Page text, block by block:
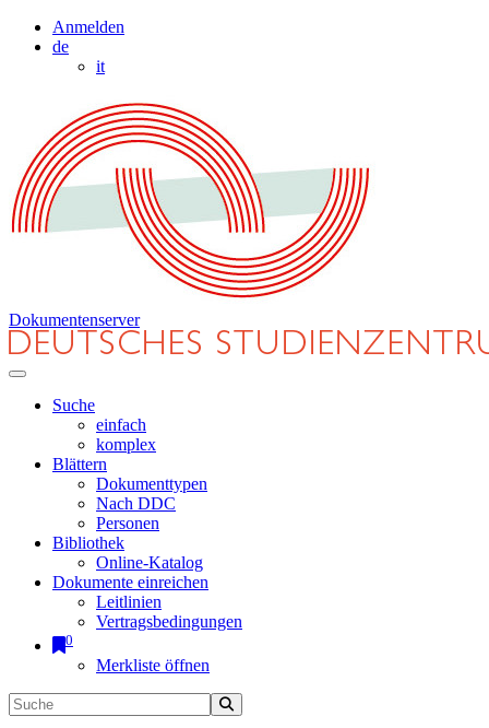
Anmelden
de
it
Dokumentenserver
Suche
einfach
komplex
Blättern
Dokumenttypen
Nach DDC
Personen
Bibliothek
Online-Katalog
Dokumente einreichen
Leitlinien
Vertragsbedingungen
0
Merkliste öffnen